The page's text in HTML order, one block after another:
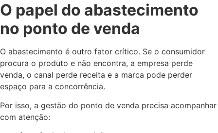
O papel do abastecimento
no ponto de venda
O abastecimento é outro fator crítico. Se o consumidor
procura o produto e não encontra, a empresa perde
venda, o canal perde receita e a marca pode perder
espaço para a concorrência.
Por isso, a gestão do ponto de venda precisa acompanhar
com atenção: